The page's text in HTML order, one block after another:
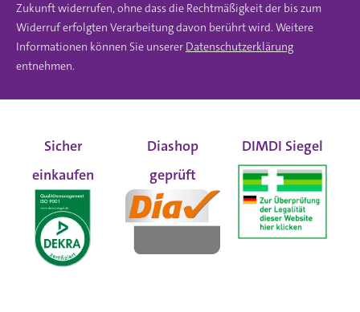
Zukunft widerrufen, ohne dass die Rechtmäßigkeit der bis zum
Widerruf erfolgten Verarbeitung davon berührt wird. Weitere
Informationen können Sie unserer Datenschutzerklärung
entnehmen.
Sicher
einkaufen
Diashop
geprüft
DIMDI Siegel